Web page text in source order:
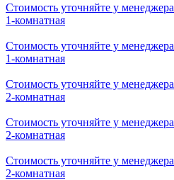
Стоимость уточняйте у менеджера
1-комнатная
Стоимость уточняйте у менеджера
1-комнатная
Стоимость уточняйте у менеджера
2-комнатная
Стоимость уточняйте у менеджера
2-комнатная
Стоимость уточняйте у менеджера
2-комнатная